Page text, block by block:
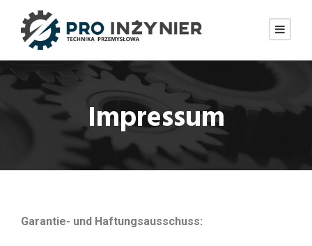
Impressum
Garantie- und Haftungsausschuss: